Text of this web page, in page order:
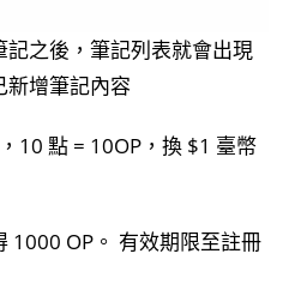
之後，筆記列表就會出現
新增筆記內容
10 點 = 10OP，換 $1 臺幣
1000 OP。 有效期限至註冊